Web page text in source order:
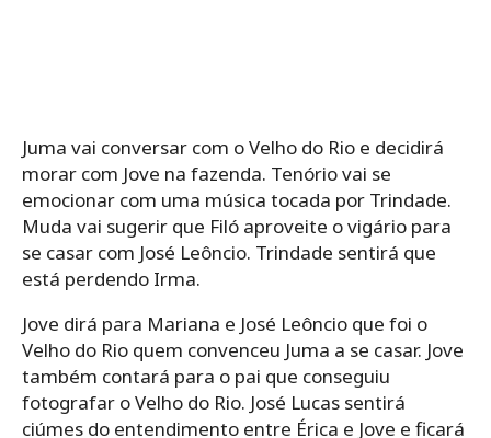
Juma vai conversar com o Velho do Rio e decidirá
morar com Jove na fazenda. Tenório vai se
emocionar com uma música tocada por Trindade.
Muda vai sugerir que Filó aproveite o vigário para
se casar com José Leôncio. Trindade sentirá que
está perdendo Irma.
Jove dirá para Mariana e José Leôncio que foi o
Velho do Rio quem convenceu Juma a se casar. Jove
também contará para o pai que conseguiu
fotografar o Velho do Rio. José Lucas sentirá
ciúmes do entendimento entre Érica e Jove e ficará